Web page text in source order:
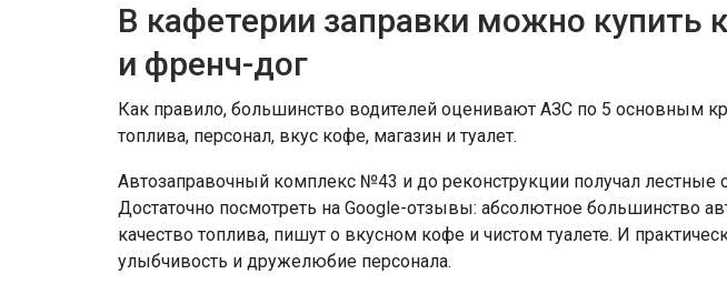
В кафетерии заправки можно купить
и френч-дог
Как правило, большинство водителей оценивают АЗС по 5 основным
топлива, персонал, вкус кофе, магазин и туалет.
Автозаправочный комплекс №43 и до реконструкции получал лестные
Достаточно посмотреть на Google-отзывы: абсолютное большинство
качество топлива, пишут о вкусном кофе и чистом туалете. И
улыбчивость и дружелюбие персонала.